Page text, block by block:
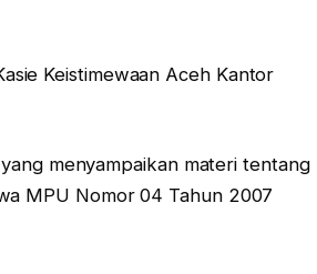
Keistimewaan Aceh Kantor
menyampaikan materi tentang
MPU Nomor 04 Tahun 2007